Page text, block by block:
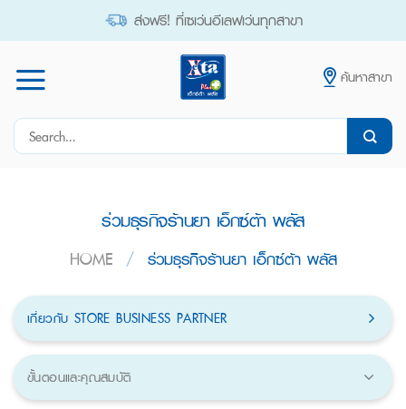
ส่งฟรี! ที่เซเว่นอีเลฟเว่นทุกสาขา
ค้นหาสาขา
Search
ร่วมธุรกิจร้านยา เอ็กซ์ต้า พลัส
HOME / ร่วมธุรกิจร้านยา เอ็กซ์ต้า พลัส
เกี่ยวกับ STORE BUSINESS PARTNER
ขั้นตอนและคุณสมบัติ